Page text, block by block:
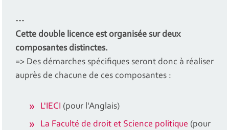
---
Cette double licence est organisée sur deux
composantes distinctes.
=> Des démarches spécifiques seront donc à réaliser
auprès de chacune de ces composantes :
L'IECI (pour l'Anglais)
La Faculté de droit et Science politique (pour